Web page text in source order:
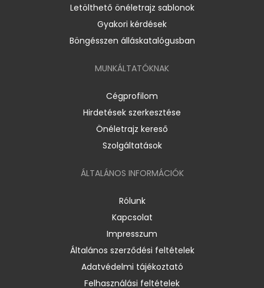
Letölthető önéletrajz sablonok
Gyakori kérdések
Böngésszen álláskatalógusban
MUNKÁLTATÓKNAK
Cégprofilom
Hirdetések szerkesztése
Önéletrajz kereső
Szolgáltatások
ÁLTALÁNOS INFORMÁCIÓK
Rólunk
Kapcsolat
Impresszum
Általános szerződési feltételek
Adatvédelmi tájékoztató
Felhasználási feltételek